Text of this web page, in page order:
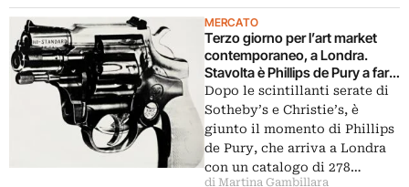
MERCATO
Terzo giorno per l’art market
contemporaneo, a Londra.
Stavolta è Phillips de Pury a fare
incetta di artisti blue-chip.
Grandi nomi, per buongustai:
da Andy Warhol a Glenn Brown,
da Anselm Kiefer a Carsten
Holler
Dopo le scintillanti serate di
Sotheby’s e Christie’s, è
giunto il momento di Phillips
de Pury, che arriva a Londra
con un catalogo di 278…
di Martina Gambillara